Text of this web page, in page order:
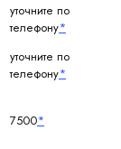
уточните по
телефону*
уточните по
телефону*
7500*